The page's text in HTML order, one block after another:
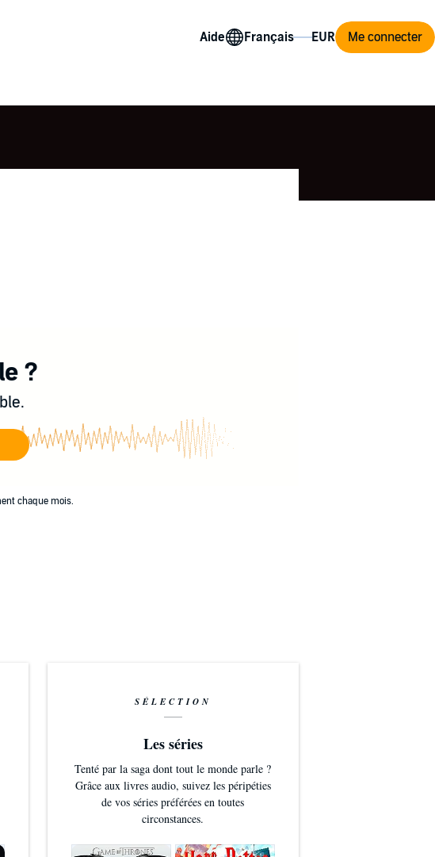
Aide Me connecter
?
chaque mois.
SÉLECTION
Les séries
Tenté par la saga dont tout le monde parle ?
Grâce aux livres audio, suivez les péripéties
de vos séries préférées en toutes
circonstances.